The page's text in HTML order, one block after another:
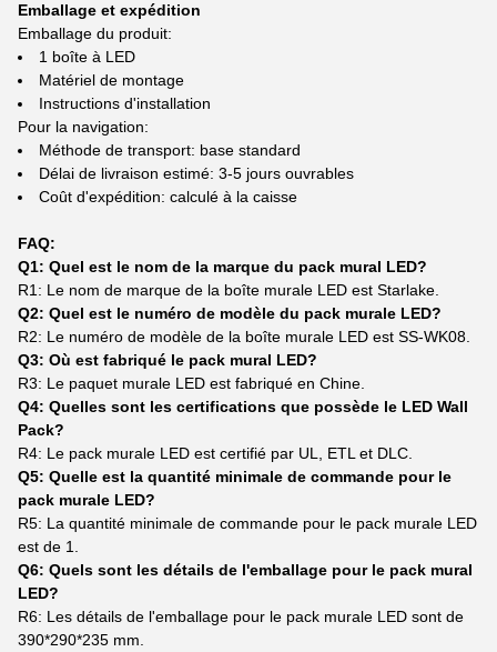
Emballage et expédition
Emballage du produit:
1 boîte à LED
Matériel de montage
Instructions d'installation
Pour la navigation:
Méthode de transport: base standard
Délai de livraison estimé: 3-5 jours ouvrables
Coût d'expédition: calculé à la caisse
FAQ:
Q1: Quel est le nom de la marque du pack mural LED?
R1: Le nom de marque de la boîte murale LED est Starlake.
Q2: Quel est le numéro de modèle du pack murale LED?
R2: Le numéro de modèle de la boîte murale LED est SS-WK08.
Q3: Où est fabriqué le pack mural LED?
R3: Le paquet murale LED est fabriqué en Chine.
Q4: Quelles sont les certifications que possède le LED Wall
Pack?
R4: Le pack murale LED est certifié par UL, ETL et DLC.
Q5: Quelle est la quantité minimale de commande pour le
pack murale LED?
R5: La quantité minimale de commande pour le pack murale LED
est de 1.
Q6: Quels sont les détails de l'emballage pour le pack mural
LED?
R6: Les détails de l'emballage pour le pack murale LED sont de
390*290*235 mm.